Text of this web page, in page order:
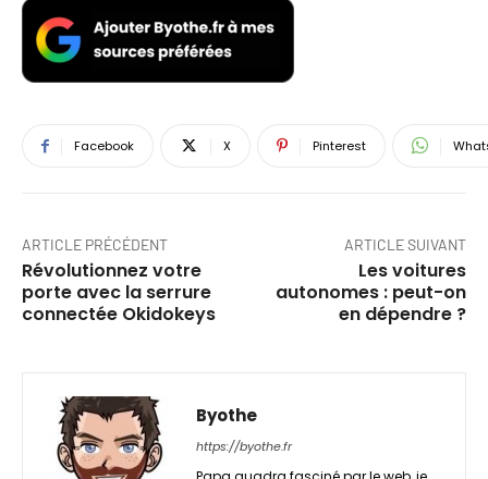
Facebook X Pinterest
ARTICLE PRÉCÉDENT
Révolutionnez votre
porte avec la serrure
connectée Okidokeys
ARTICLE SUIVANT
Les voitures
autonomes : peut-on
en dépendre ?
Byothe
https://byothe.fr